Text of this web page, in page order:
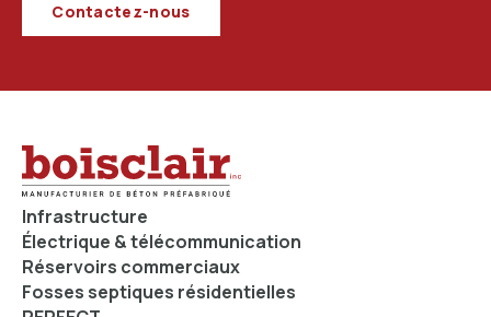
Contactez-nous
Infrastructure
Électrique & télécommunication
Réservoirs commerciaux
Fosses septiques résidentielles